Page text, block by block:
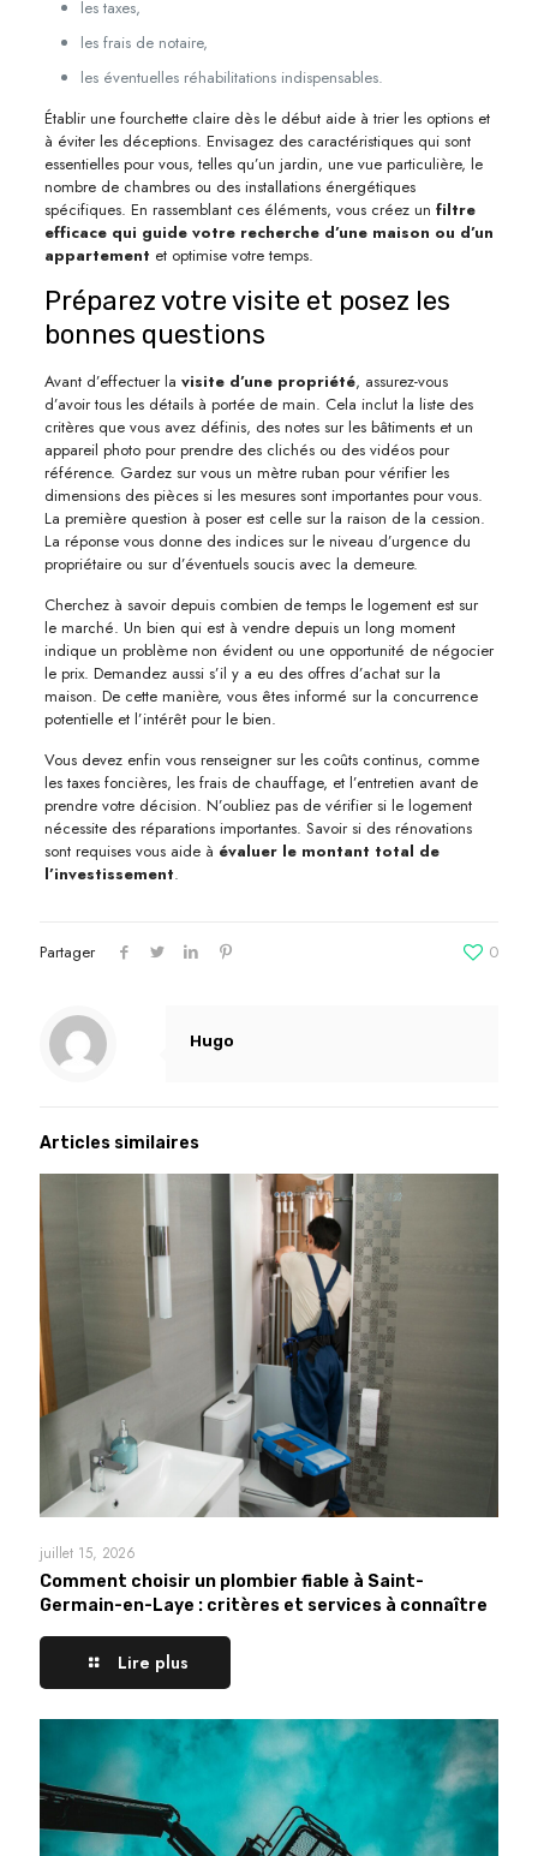
les taxes,
les frais de notaire,
les éventuelles réhabilitations indispensables.
Établir une fourchette claire dès le début aide à trier les options et
à éviter les déceptions. Envisagez des caractéristiques qui sont
essentielles pour vous, telles qu’un jardin, une vue particulière, le
nombre de chambres ou des installations énergétiques
spécifiques. En rassemblant ces éléments, vous créez un filtre
efficace qui guide votre recherche d’une maison ou d’un
appartement et optimise votre temps.
Préparez votre visite et posez les
bonnes questions
Avant d’effectuer la visite d’une propriété, assurez-vous
d’avoir tous les détails à portée de main. Cela inclut la liste des
critères que vous avez définis, des notes sur les bâtiments et un
appareil photo pour prendre des clichés ou des vidéos pour
référence. Gardez sur vous un mètre ruban pour vérifier les
dimensions des pièces si les mesures sont importantes pour vous.
La première question à poser est celle sur la raison de la cession.
La réponse vous donne des indices sur le niveau d’urgence du
propriétaire ou sur d’éventuels soucis avec la demeure.
Cherchez à savoir depuis combien de temps le logement est sur
le marché. Un bien qui est à vendre depuis un long moment
indique un problème non évident ou une opportunité de négocier
le prix. Demandez aussi s’il y a eu des offres d’achat sur la
maison. De cette manière, vous êtes informé sur la concurrence
potentielle et l’intérêt pour le bien.
Vous devez enfin vous renseigner sur les coûts continus, comme
les taxes foncières, les frais de chauffage, et l’entretien avant de
prendre votre décision. N’oubliez pas de vérifier si le logement
nécessite des réparations importantes. Savoir si des rénovations
sont requises vous aide à évaluer le montant total de
l’investissement.
Partager 0
Hugo
Articles similaires
juillet 15, 2026
Comment choisir un plombier fiable à Saint-
Germain-en-Laye : critères et services à connaître
Lire plus